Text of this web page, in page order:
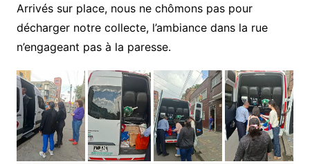
Arrivés sur place, nous ne chômons pas pour
décharger notre collecte, l’ambiance dans la rue
n’engageant pas à la paresse.